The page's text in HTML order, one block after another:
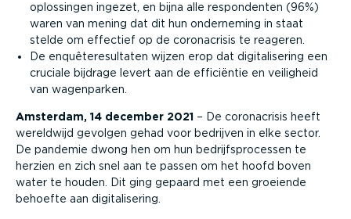
oplossingen ingezet, en bijna alle respondenten (96%)
waren van mening dat dit hun onderneming in staat
stelde om effectief op de coronacrisis te reageren.
De enquêteresultaten wijzen erop dat digitalisering een
cruciale bijdrage levert aan de efficiëntie en veiligheid
van wagenparken.
Amsterdam, 14 december 2021 – De coronacrisis heeft
wereldwijd gevolgen gehad voor bedrijven in elke sector.
De pandemie dwong hen om hun bedrijfsprocessen te
herzien en zich snel aan te passen om het hoofd boven
water te houden. Dit ging gepaard met een groeiende
behoefte aan digitalisering.